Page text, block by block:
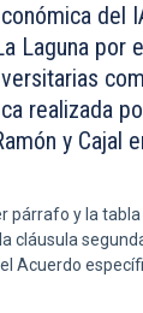
del
Laguna por
realizada
y Cajal
párrafo y la tabla
cláusula
Acuerdo